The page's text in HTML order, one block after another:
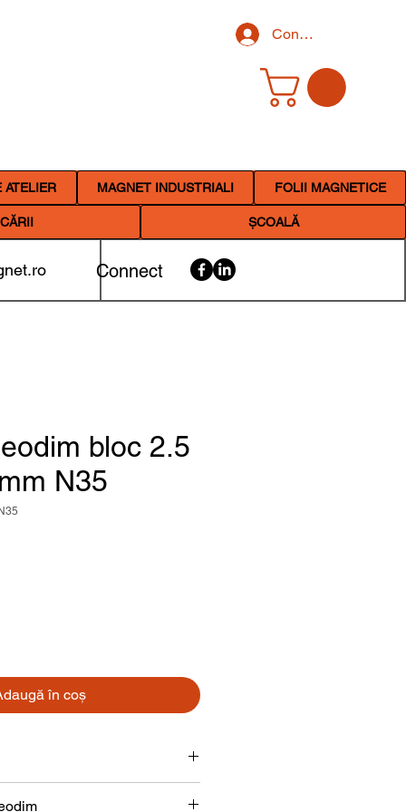
Conectează-te
ATELIER MAGNET INDUSTRIALI FOLII MAGNETICE
ȘCOALĂ
Connect
bloc 2.5
N35
în coș